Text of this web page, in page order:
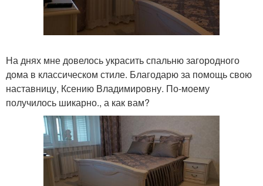
На днях мне довелось украсить спальню загородного
дома в классическом стиле. Благодарю за помощь свою
наставницу, Ксению Владимировну. По-моему
получилось шикарно., а как вам?